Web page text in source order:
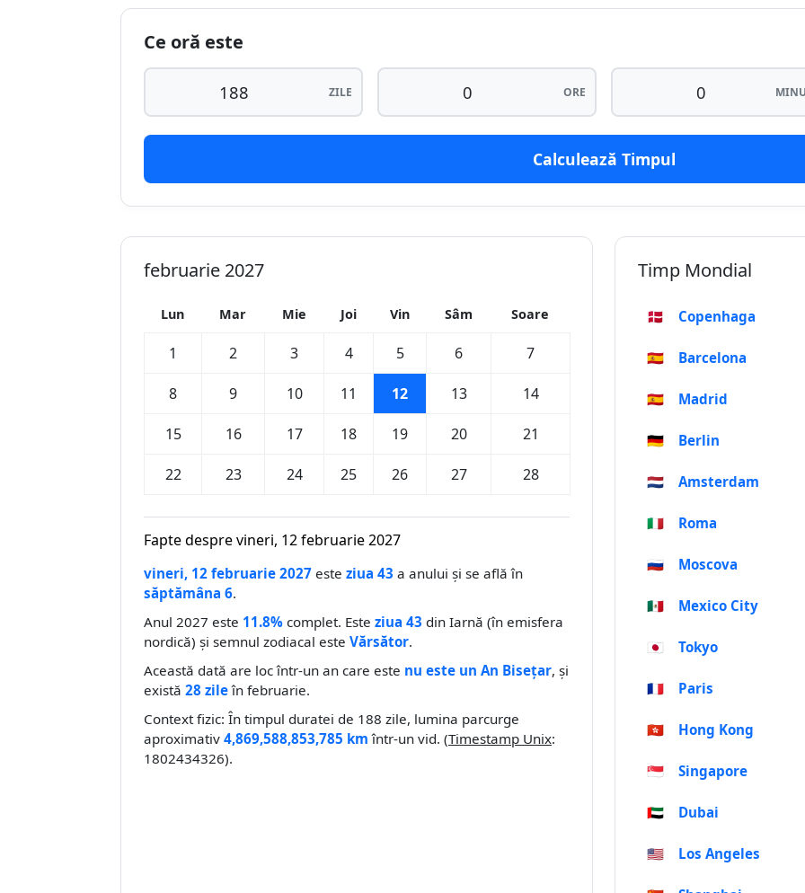
Ce oră este
ZILE ORE
Calculează Timpul
februarie 2027
Lun Mar Mie Joi Vin Sâm Soare
1 2 3 4 5 6 7
8 9 10 11 12 13 14
15 16 17 18 19 20 21
22 23 24 25 26 27 28
Fapte despre vineri, 12 februarie 2027
vineri, 12 februarie 2027 este ziua 43 a anului și se află în
săptămâna 6.
Anul 2027 este 11.8% complet. Este ziua 43 din Iarnă (în emisfera
nordică) și semnul zodiacal este Vărsător.
Această dată are loc într-un an care este nu este un An Bisețar, și
există 28 zileîn februarie.
Context fizic: În timpul duratei de 188 zile, lumina parcurge
aproximativ 4,869,588,853,785 km într-un vid. (Timestamp Unix:
1802434326).
Timp Mondial
🇩🇰 Copenhaga
🇪🇸 Barcelona
🇪🇸 Madrid
🇩🇪 Berlin
🇳🇱 Amsterdam
🇮🇹 Roma
🇷🇺 Moscova
🇲🇽 Mexico City
🇯🇵 Tokyo
🇫🇷 Paris
🇭🇰 Hong Kong
🇸🇬 Singapore
🇦🇪 Dubai
🇺🇸 Los Angeles